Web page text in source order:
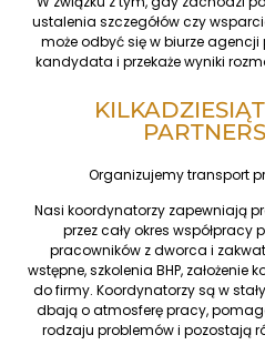
ustalenia szczegółów czy
może odbyć się w biurze agencji
kandydata i przekaże wyniki
Organizujemy transport
Nasi koordynatorzy zapewniają
przez cały okres
pracowników z dworca i
wstępne, szkolenia BHP,
do firmy. Koordynatorzy są w
dbają o atmosferę pracy,
rodzaju problemów i pozostają